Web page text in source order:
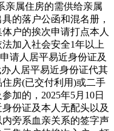
亲属住房的需供给亲属
的落户公函和混名册，
户的挨次申请打点本人
加入社会安全1年以上
请人居平易近身份证及
人居平易近身份证代其
房(已交付利用)或二手
加的，2025年5月10日
份证及本人无配头以及
旁系血亲关系的签字声